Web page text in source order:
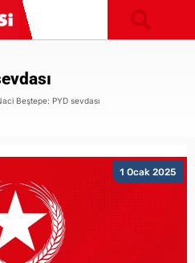
Beştepe: PYD sevdası
1 Ocak 2025